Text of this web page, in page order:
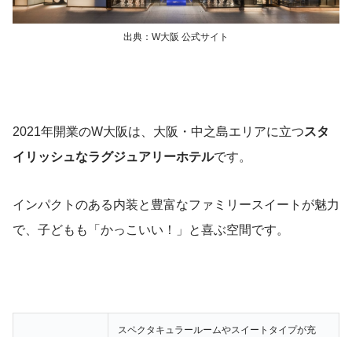
出典：W大阪 公式サイト
2021年開業のW大阪は、大阪・中之島エリアに立つスタ
イリッシュなラグジュアリーホテルです。
インパクトのある内装と豊富なファミリースイートが魅力
で、子どもも「かっこいい！」と喜ぶ空間です。
スペクタキュラールームやスイートタイプが充